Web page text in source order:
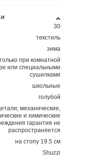
30
текстиль
зима
при комнатной
или специальными
сушилками
школьные
голубой
механические,
и химические
гарантия не
распространяется
на стопу 19.5 см
Shuzzi